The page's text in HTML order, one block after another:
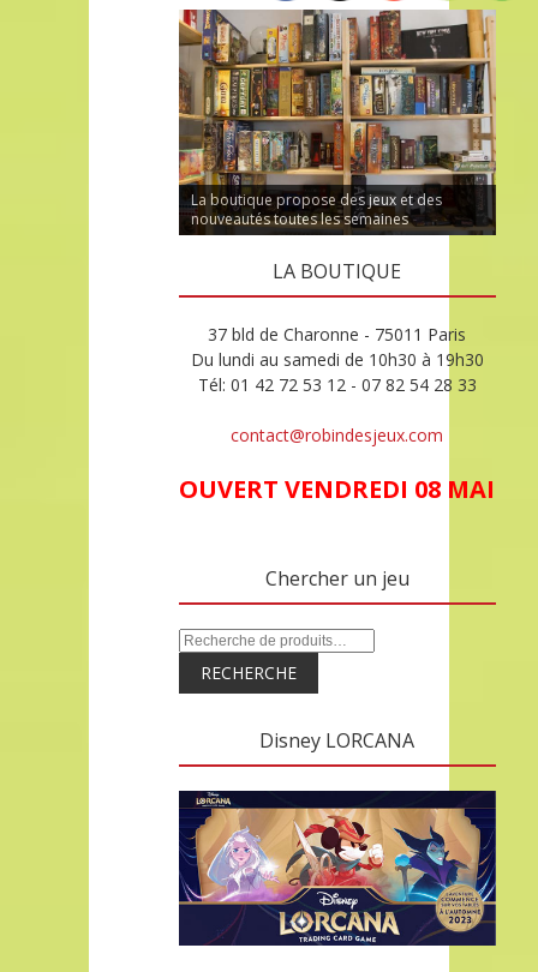
La boutique propose des jeux et des
nouveautés toutes les semaines
LA BOUTIQUE
37 bld de Charonne - 75011 Paris
Du lundi au samedi de 10h30 à 19h30
Tél: 01 42 72 53 12 - 07 82 54 28 33
contact@robindesjeux.com
OUVERT VENDREDI 08 MAI
Chercher un jeu
RECHERCHE
Disney LORCANA